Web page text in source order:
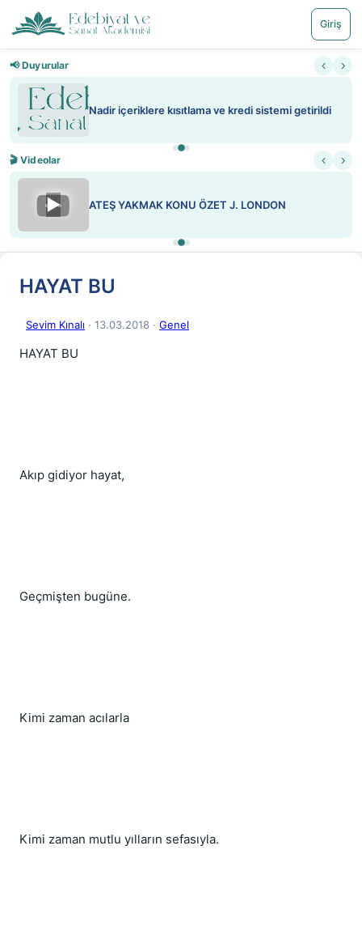
Giriş
📢 Duyurular ‹ ›
Nadir içeriklere kısıtlama ve kredi sistemi getirildi
🎬 Videolar ‹ ›
▶ ATEŞ YAKMAK KONU ÖZET J. LONDON
HAYAT BU
Sevim Kınalı · 13.03.2018 · Genel
HAYAT BU
Akıp gidiyor hayat,
Geçmişten bugüne.
Kimi zaman acılarla
Kimi zaman mutlu yılların sefasıyla.